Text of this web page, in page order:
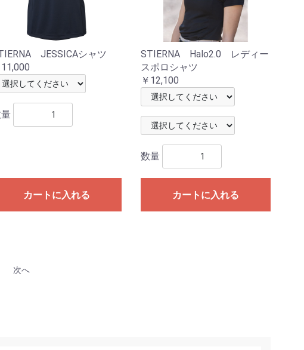
JESSICAシャツ
11,000
カートに入れる
STIERNA Halo2.0 レディー
スポロシャツ
￥12,100
数量
カートに入れる
次へ